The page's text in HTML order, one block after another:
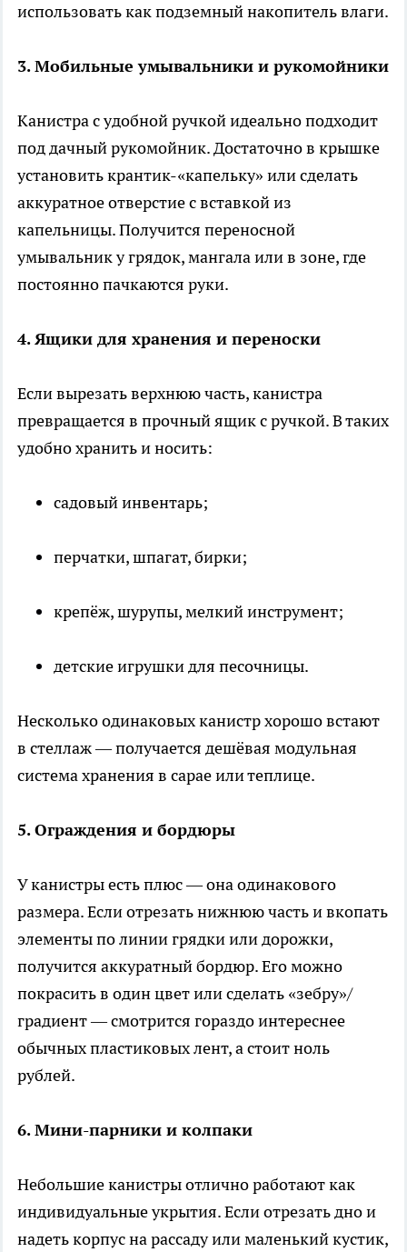
использовать как подземный накопитель влаги.
3. Мобильные умывальники и рукомойники
Канистра с удобной ручкой идеально подходит
под дачный рукомойник. Достаточно в крышке
установить крантик-«капельку» или сделать
аккуратное отверстие с вставкой из
капельницы. Получится переносной
умывальник у грядок, мангала или в зоне, где
постоянно пачкаются руки.
4. Ящики для хранения и переноски
Если вырезать верхнюю часть, канистра
превращается в прочный ящик с ручкой. В таких
удобно хранить и носить:
садовый инвентарь;
перчатки, шпагат, бирки;
крепёж, шурупы, мелкий инструмент;
детские игрушки для песочницы.
Несколько одинаковых канистр хорошо встают
в стеллаж — получается дешёвая модульная
система хранения в сарае или теплице.
5. Ограждения и бордюры
У канистры есть плюс — она одинакового
размера. Если отрезать нижнюю часть и вкопать
элементы по линии грядки или дорожки,
получится аккуратный бордюр. Его можно
покрасить в один цвет или сделать «зебру»/
градиент — смотрится гораздо интереснее
обычных пластиковых лент, а стоит ноль
рублей.
6. Мини-парники и колпаки
Небольшие канистры отлично работают как
индивидуальные укрытия. Если отрезать дно и
надеть корпус на рассаду или маленький кустик,